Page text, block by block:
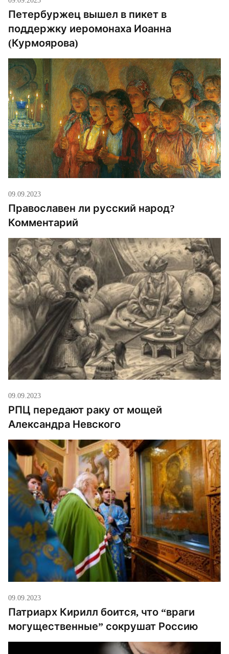
Петербуржец вышел в пикет в
поддержку иеромонаха Иоанна
(Курмоярова)
09.09.2023
Православен ли русский народ?
Комментарий
09.09.2023
РПЦ передают раку от мощей
Александра Невского
09.09.2023
Патриарх Кирилл боится, что “враги
могущественные” сокрушат Россию